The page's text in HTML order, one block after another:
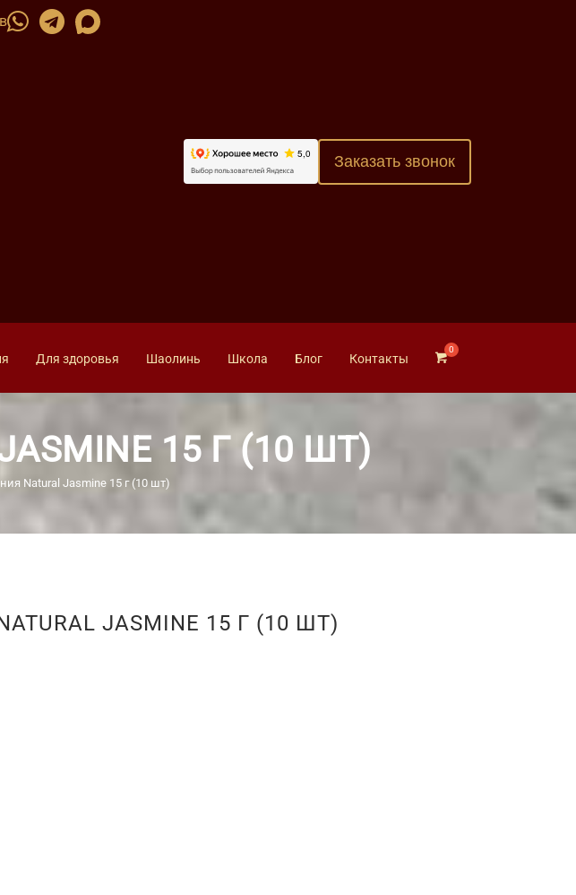
Заказать звонок
Для здоровья Шаолинь Школа Блог Контакты
15 Г (10 ШТ)
Natural Jasmine 15 г (10 шт)
JASMINE 15 Г (10 ШТ)